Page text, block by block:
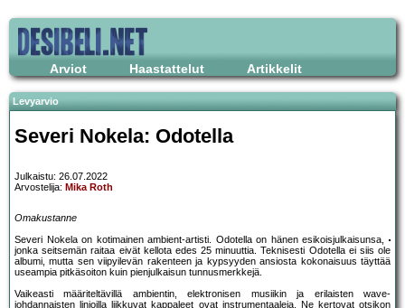
Arviot Haastattelut Artikkelit
Levyarvio
Severi Nokela: Odotella
Julkaistu: 26.07.2022
Arvostelija: Mika Roth
Omakustanne
Severi Nokela on kotimainen ambient-artisti. Odotella on hänen esikoisjulkaisunsa,
jonka seitsemän raitaa eivät kellota edes 25 minuuttia. Teknisesti Odotella ei siis ole
albumi, mutta sen viipyilevän rakenteen ja kypsyyden ansiosta kokonaisuus täyttää
useampia pitkäsoiton kuin pienjulkaisun tunnusmerkkejä.
Vaikeasti määriteltävillä ambientin, elektronisen musiikin ja erilaisten wave-
johdannaisten linjoilla liikkuvat kappaleet ovat instrumentaaleja. Ne kertovat otsikon